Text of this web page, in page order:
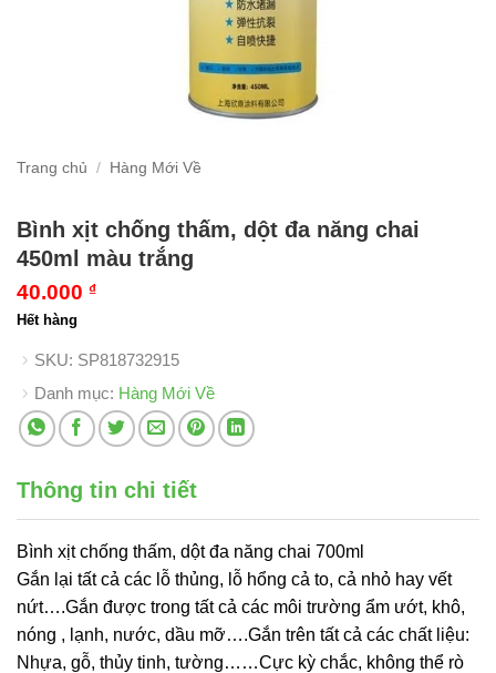
Trang chủ / Hàng Mới Về
Bình xịt chống thấm, dột đa năng chai
450ml màu trắng
40.000 ₫
Hết hàng
SKU: SP818732915
Danh mục: Hàng Mới Về
Thông tin chi tiết
Bình xịt chống thấm, dột đa năng chai 700ml
Gắn lại tất cả các lỗ thủng, lỗ hổng cả to, cả nhỏ hay vết
nứt….Gắn được trong tất cả các môi trường ẩm ướt, khô,
nóng , lạnh, nước, dầu mỡ….Gắn trên tất cả các chất liệu:
Nhựa, gỗ, thủy tinh, tường……Cực kỳ chắc, không thể rò